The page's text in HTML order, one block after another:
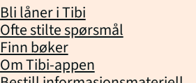
Bli låner i Tibi
Ofte stilte spørsmål
Finn bøker
Om Tibi-appen